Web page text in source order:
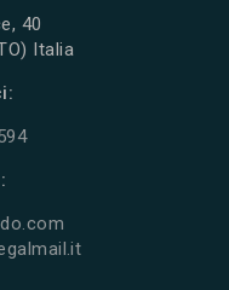
40
Italia